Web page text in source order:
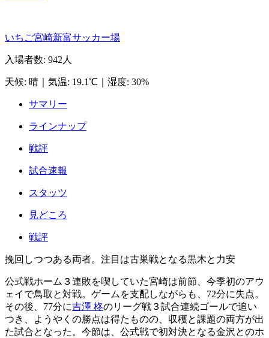
いちご宮崎新富サッカー場
入場者数: 942人
天候: 晴 気温: 19.1℃ 湿度: 30%
サマリー
ラインナップ
戦評
試合速報
スタッツ
見どころ
戦評
挽回しつつある両者。注目は古巣戦となる黒木と力安
公式戦ホーム３連敗を喫していた宮崎は前節、今季初のアウ
ェイで鳥取と対戦。ゲームを支配しながらも、72分に失点。
その後、77分に吉澤 柊のリーグ戦３試合連続ゴールで追い
つき、ようやくの勝点は得たものの、収穫と課題の両方が出
た試合となった。今節は、公式戦で初対決となる金沢とのホ